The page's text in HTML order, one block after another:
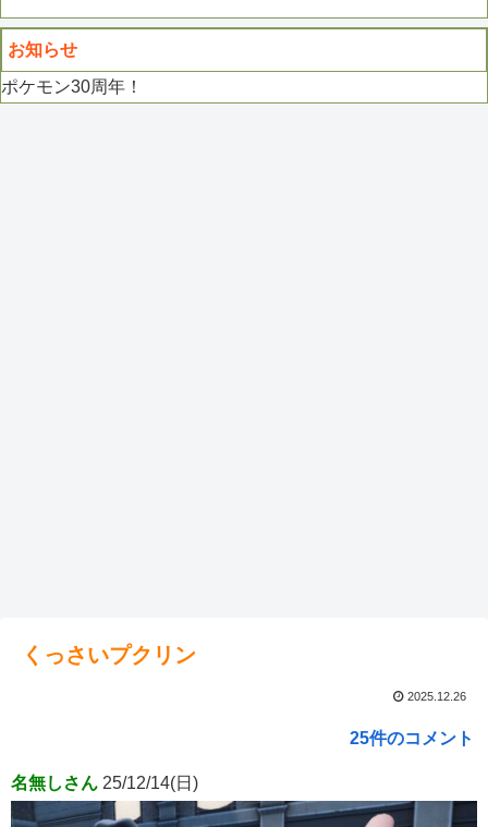
お知らせ
ポケモン30周年！
くっさいプクリン
2025.12.26
25件のコメント
名無しさん 25/12/14(日)